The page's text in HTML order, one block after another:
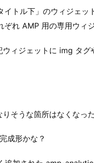
イトル下」のウィジェ
れ AMP 用の専用ウィ
ィジェットに img タ
そうな箇所はなくなっ
成形かな？